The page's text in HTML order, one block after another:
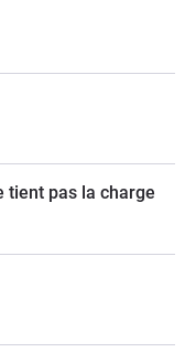
tient pas la charge